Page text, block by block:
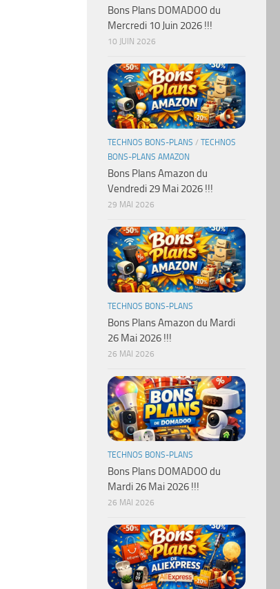
Bons Plans DOMADOO du
Mercredi 10 Juin 2026 !!!
10 JUIN 2026
TECHNOS BONS-PLANS / TECHNOS
BONS-PLANS AMAZON
Bons Plans Amazon du
Vendredi 29 Mai 2026 !!!
29 MAI 2026
TECHNOS BONS-PLANS
Bons Plans Amazon du Mardi
26 Mai 2026 !!!
26 MAI 2026
TECHNOS BONS-PLANS
Bons Plans DOMADOO du
Mardi 26 Mai 2026 !!!
26 MAI 2026